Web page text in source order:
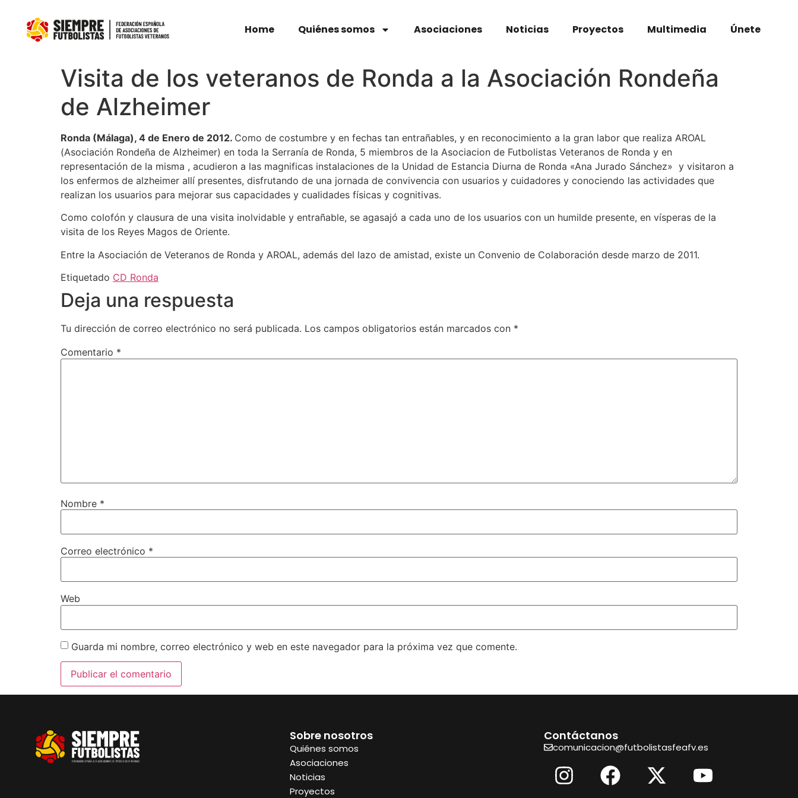
Home Quiénes somos Asociaciones Noticias Proyectos Multimedia Únete
Visita de los veteranos de Ronda a la Asociación Rondeña
de Alzheimer
Ronda (Málaga), 4 de Enero de 2012. Como de costumbre y en fechas tan entrañables, y en reconocimiento a la gran labor que realiza AROAL
(Asociación Rondeña de Alzheimer) en toda la Serranía de Ronda, 5 miembros de la Asociacion de Futbolistas Veteranos de Ronda y en
representación de la misma , acudieron a las magnificas instalaciones de la Unidad de Estancia Diurna de Ronda «Ana Jurado Sánchez» y visitaron a
los enfermos de alzheimer allí presentes, disfrutando de una jornada de convivencia con usuarios y cuidadores y conociendo las actividades que
realizan los usuarios para mejorar sus capacidades y cualidades físicas y cognitivas.
Como colofón y clausura de una visita inolvidable y entrañable, se agasajó a cada uno de los usuarios con un humilde presente, en vísperas de la
visita de los Reyes Magos de Oriente.
Entre la Asociación de Veteranos de Ronda y AROAL, además del lazo de amistad, existe un Convenio de Colaboración desde marzo de 2011.
Etiquetado CD Ronda
Deja una respuesta
Tu dirección de correo electrónico no será publicada. Los campos obligatorios están marcados con *
Comentario *
Nombre *
Correo electrónico *
Web
Guarda mi nombre, correo electrónico y web en este navegador para la próxima vez que comente.
Sobre nosotros
Quiénes somos
Asociaciones
Noticias
Proyectos
Contáctanos
comunicacion@futbolistasfeafv.es